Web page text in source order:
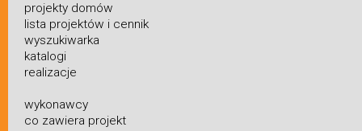
projekty domów
lista projektów i cennik
wyszukiwarka
katalogi
realizacje
wykonawcy
co zawiera projekt